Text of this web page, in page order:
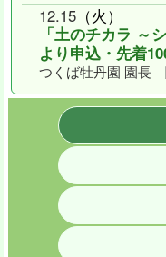
12.15 （火）
「土のチカラ ～
より申込・先着
つくば牡丹園 園